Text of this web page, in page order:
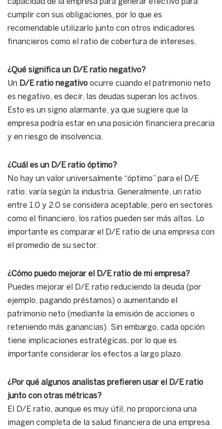
capacidad de la empresa para generar efectivo para
cumplir con sus obligaciones, por lo que es
recomendable utilizarlo junto con otros indicadores
financieros como el ratio de cobertura de intereses.
¿Qué significa un D/E ratio negativo?
Un D/E ratio negativo ocurre cuando el patrimonio neto
es negativo, es decir, las deudas superan los activos.
Esto es un signo alarmante, ya que sugiere que la
empresa podría estar en una posición financiera precaria
y en riesgo de insolvencia.
¿Cuál es un D/E ratio óptimo?
No hay un valor universalmente “óptimo” para el D/E
ratio; varía según la industria. Generalmente, un ratio
entre 1.0 y 2.0 se considera aceptable, pero en sectores
como el financiero, los ratios pueden ser más altos. Lo
importante es comparar el D/E ratio de una empresa con
el promedio de su sector.
¿Cómo puedo mejorar el D/E ratio de mi empresa?
Puedes mejorar el D/E ratio reduciendo la deuda (por
ejemplo, pagando préstamos) o aumentando el
patrimonio neto (mediante la emisión de acciones o
reteniendo más ganancias). Sin embargo, cada opción
tiene implicaciones estratégicas, por lo que es
importante considerar los efectos a largo plazo.
¿Por qué algunos analistas prefieren usar el D/E ratio
junto con otras métricas?
El D/E ratio, aunque es muy útil, no proporciona una
imagen completa de la salud financiera de una empresa.